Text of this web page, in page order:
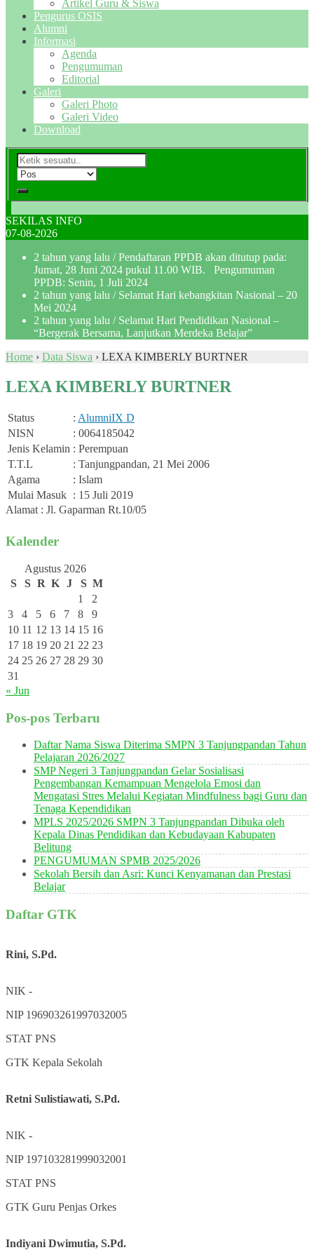
Artikel Guru & Siswa
Pengurus OSIS
Alumni
Informasi
Agenda
Pengumuman
Editorial
Galeri
Galeri Photo
Galeri Video
Download
SEKILAS INFO
07-08-2026
2 tahun yang lalu / Pendaftaran PPDB akan ditutup pada:
Jumat, 28 Juni 2024 pukul 11.00 WIB. Pengumuman
PPDB: Senin, 1 Juli 2024
2 tahun yang lalu / Selamat Hari kebangkitan Nasional – 20
Mei 2024
2 tahun yang lalu / Selamat Hari Pendidikan Nasional –
“Bergerak Bersama, Lanjutkan Merdeka Belajar”
Home › Data Siswa › LEXA KIMBERLY BURTNER
LEXA KIMBERLY BURTNER
Status : AlumniIX D
NISN
: 0064185042
Jenis Kelamin : Perempuan
T.T.L
: Tanjungpandan, 21 Mei 2006
Agama
: Islam
Mulai Masuk : 15 Juli 2019
Alamat : Jl. Gaparman Rt.10/05
Kalender
Agustus 2026
S
S R K J S M
1
2
3
4 5 6 7 8
9
10 11 12 13 14 15 16
17 18 19 20 21 22 23
24 25 26 27 28 29 30
31
« Jun
Pos-pos Terbaru
Daftar Nama Siswa Diterima SMPN 3 Tanjungpandan Tahun
Pelajaran 2026/2027
SMP Negeri 3 Tanjungpandan Gelar Sosialisasi
Pengembangan Kemampuan Mengelola Emosi dan
Mengatasi Stres Melalui Kegiatan Mindfulness bagi Guru dan
Tenaga Kependidikan
MPLS 2025/2026 SMPN 3 Tanjungpandan Dibuka oleh
Kepala Dinas Pendidikan dan Kebudayaan Kabupaten
Belitung
PENGUMUMAN SPMB 2025/2026
Sekolah Bersih dan Asri: Kunci Kenyamanan dan Prestasi
Belajar
Daftar GTK
Rini, S.Pd.
NIK -
NIP 196903261997032005
STAT PNS
GTK Kepala Sekolah
Retni Sulistiawati, S.Pd.
NIK -
NIP 197103281999032001
STAT PNS
GTK Guru Penjas Orkes
Indiyani Dwimutia, S.Pd.